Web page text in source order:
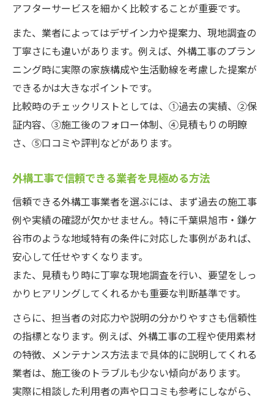
アフターサービスを細かく比較することが重要です。
また、業者によってはデザイン力や提案力、現地調査の
丁寧さにも違いがあります。例えば、外構工事のプラン
ニング時に実際の家族構成や生活動線を考慮した提案が
できるかは大きなポイントです。
比較時のチェックリストとしては、①過去の実績、②保
証内容、③施工後のフォロー体制、④見積もりの明瞭
さ、⑤口コミや評判などがあります。
外構工事で信頼できる業者を見極める方法
信頼できる外構工事業者を選ぶには、まず過去の施工事
例や実績の確認が欠かせません。特に千葉県旭市・鎌ケ
谷市のような地域特有の条件に対応した事例があれば、
安心して任せやすくなります。
また、見積もり時に丁寧な現地調査を行い、要望をしっ
かりヒアリングしてくれるかも重要な判断基準です。
さらに、担当者の対応力や説明の分かりやすさも信頼性
の指標となります。例えば、外構工事の工程や使用素材
の特徴、メンテナンス方法まで具体的に説明してくれる
業者は、施工後のトラブルも少ない傾向があります。
実際に相談した利用者の声や口コミも参考にしながら、